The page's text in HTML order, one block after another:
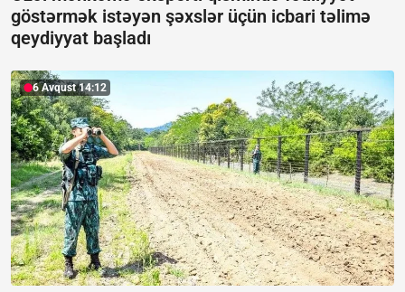
göstərmək istəyən şəxslər üçün icbari təlimə
qeydiyyat başladı
6 Avqust 14:12